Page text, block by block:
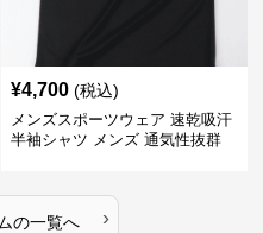
¥4,700 (税込)
メンズスポーツウェア 速乾吸汗
半袖シャツ メンズ 通気性抜群
の一覧へ ›